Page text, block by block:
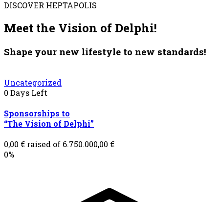
DISCOVER HEPTAPOLIS
Meet the Vision of Delphi!
Shape your new lifestyle to new standards!
Uncategorized
0 Days Left
Sponsorships to
“The Vision of Delphi”
0,00 € raised of 6.750.000,00 €
0%